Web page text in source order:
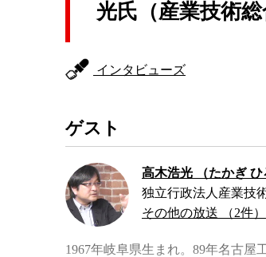
光氏（産業技術
インタビューズ
ゲスト
高木浩光 （たかぎ ひ
独立行政法人産業技
その他の放送 （2件）
1967年岐阜県生まれ。89年名古屋